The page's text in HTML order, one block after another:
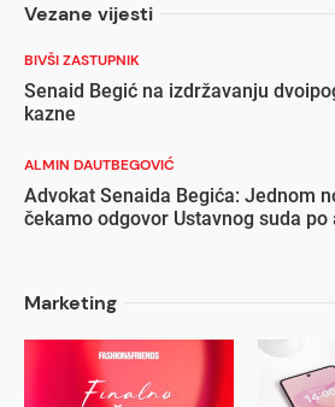
Vezane vijesti
BIVŠI ZASTUPNIK
Senaid Begić na izdržavanju
kazne
ALMIN DAUTBEGOVIĆ
Advokat Senaida Begića: Jednom
čekamo odgovor Ustavnog suda po
Marketing